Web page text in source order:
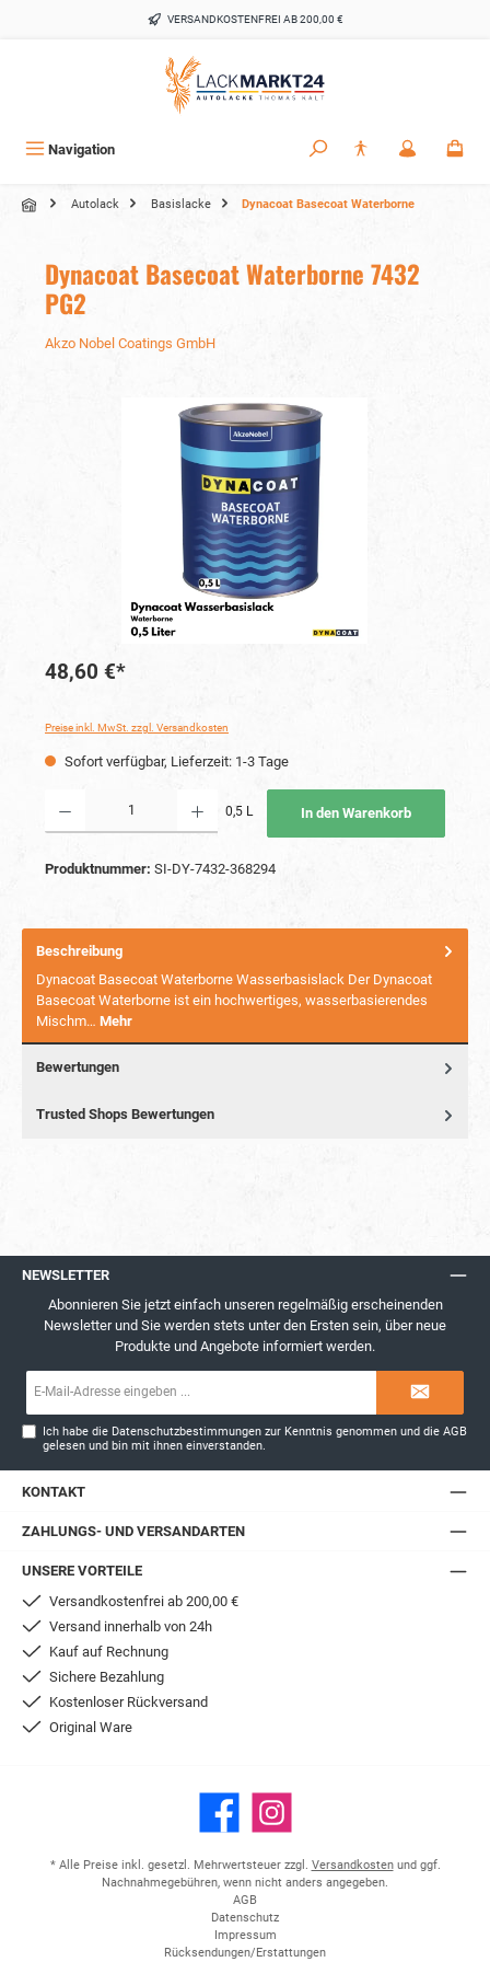
VERSANDKOSTENFREI AB 200,00 €
Navigation
Autolack Basislacke Dynacoat Basecoat Waterborne
Dynacoat Basecoat Waterborne 7432
PG2
Akzo Nobel Coatings GmbH
Bildergalerie überspringen
48,60 €*
Preise inkl. MwSt. zzgl. Versandkosten
Sofort verfügbar, Lieferzeit: 1-3 Tage
0,5 L In den Warenkorb
Produktnummer: SI-DY-7432-368294
Beschreibung
Dynacoat Basecoat Waterborne Wasserbasislack Der Dynacoat
Basecoat Waterborne ist ein hochwertiges, wasserbasierendes
Mischm… Mehr
Bewertungen
Trusted Shops Bewertungen
NEWSLETTER
Abonnieren Sie jetzt einfach unseren regelmäßig erscheinenden
Newsletter und Sie werden stets unter den Ersten sein, über neue
Produkte und Angebote informiert werden.
Ich habe die Datenschutzbestimmungen zur Kenntnis genommen und dieAGB
gelesen und bin mit ihnen einverstanden.
KONTAKT
ZAHLUNGS- UND VERSANDARTEN
UNSERE VORTEILE
Versandkostenfrei ab 200,00 €
Versand innerhalb von 24h
Kauf auf Rechnung
Sichere Bezahlung
Kostenloser Rückversand
Original Ware
Facebook Instagram
* Alle Preise inkl. gesetzl. Mehrwertsteuer zzgl. Versandkostenund ggf.
Nachnahmegebühren, wenn nicht anders angegeben.
AGB
Datenschutz
Impressum
Rücksendungen/Erstattungen